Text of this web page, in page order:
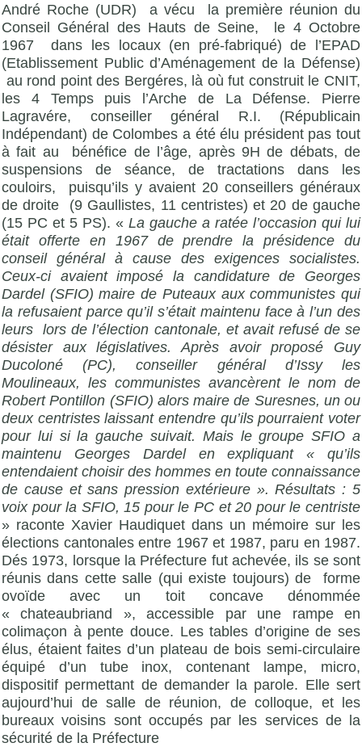
André Roche (UDR) a vécu la première réunion du
Conseil Général des Hauts de Seine, le 4 Octobre
1967 dans les locaux (en pré-fabriqué) de l’EPAD
(Etablissement Public d’Aménagement de la Défense)
au rond point des Bergéres, là où fut construit le CNIT,
les 4 Temps puis l’Arche de La Défense. Pierre
Lagravére, conseiller général R.I. (Républicain
Indépendant) de Colombes a été élu président pas tout
à fait au bénéfice de l’âge, après 9H de débats, de
suspensions de séance, de tractations dans les
couloirs, puisqu’ils y avaient 20 conseillers généraux
de droite (9 Gaullistes, 11 centristes) et 20 de gauche
(15 PC et 5 PS). « La gauche a ratée l’occasion qui lui
était offerte en 1967 de prendre la présidence du
conseil général à cause des exigences socialistes.
Ceux-ci avaient imposé la candidature de Georges
Dardel (SFIO) maire de Puteaux aux communistes qui
la refusaient parce qu’il s’était maintenu face à l’un des
leurs lors de l’élection cantonale, et avait refusé de se
désister aux législatives. Après avoir proposé Guy
Ducoloné (PC), conseiller général d’Issy les
Moulineaux, les communistes avancèrent le nom de
Robert Pontillon (SFIO) alors maire de Suresnes, un ou
deux centristes laissant entendre qu’ils pourraient voter
pour lui si la gauche suivait. Mais le groupe SFIO a
maintenu Georges Dardel en expliquant « qu’ils
entendaient choisir des hommes en toute connaissance
de cause et sans pression extérieure ». Résultats : 5
voix pour la SFIO, 15 pour le PC et 20 pour le centriste
» raconte Xavier Haudiquet dans un mémoire sur les
élections cantonales entre 1967 et 1987, paru en 1987.
Dés 1973, lorsque la Préfecture fut achevée, ils se sont
réunis dans cette salle (qui existe toujours) de forme
ovoïde avec un toit concave dénommée
« chateaubriand », accessible par une rampe en
colimaçon à pente douce. Les tables d’origine de ses
élus, étaient faites d’un plateau de bois semi-circulaire
équipé d’un tube inox, contenant lampe, micro,
dispositif permettant de demander la parole. Elle sert
aujourd’hui de salle de réunion, de colloque, et les
bureaux voisins sont occupés par les services de la
sécurité de la Préfecture